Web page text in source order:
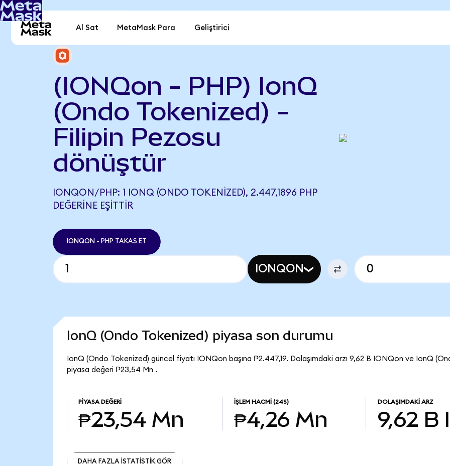
Al Sat MetaMask Para Geliştirici
(IONQon - PHP) IonQ
(Ondo Tokenized) -
Filipin Pezosu
dönüştür
IONQON/PHP: 1 IONQ (ONDO TOKENIZED), 2.447,1896 PHP
DEĞERINE EŞITTIR
IONQON - PHP TAKAS ET
IONQON
IonQ (Ondo Tokenized) piyasa son durumu
IonQ (Ondo Tokenized) güncel fiyatı IONQon başına ₱2.447,19. Dolaşımdaki arzı 9,62 B IONQon ve IonQ
piyasa değeri ₱23,54 Mn .
PIYASA DEĞERI
₱23,54 Mn
İŞLEM HACMI (24S)
₱4,26 Mn
DOLAŞIMDAKI ARZ
9,62 B
DAHA FAZLA İSTATİSTİK GÖR